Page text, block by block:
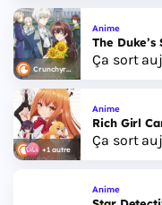
Crunchyroll
Anime
The
Ça sort
+1 autre
Anime
Rich Girl
Ça sort
Anime